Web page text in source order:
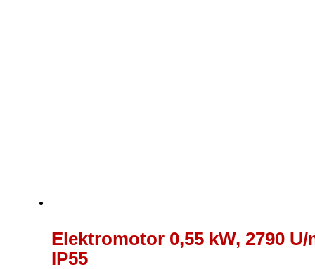
Elektromotor 0,55 kW, 2790 U/
IP55